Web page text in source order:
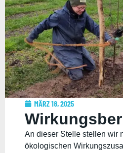
MÄRZ 18, 2025
An dieser Stelle stellen wir
ökologischen